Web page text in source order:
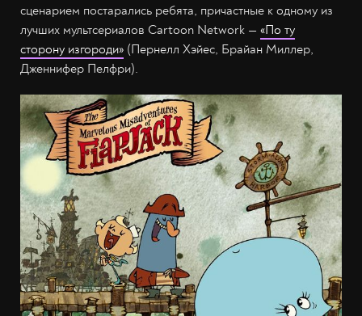
сценарием постарались ребята, причастные к одному из
лучших мультсериалов Cartoon Network — «По ту
сторону изгороди» (Пернелл Хэйес, Брайан Миллер,
Дженнифер Пелфри).